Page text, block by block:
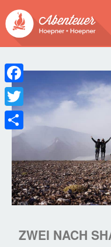
BUCHEN
ABENTEUER
WIR
SPONSOREN
ZWEI NACH
Facebook
Twitter
Teilen